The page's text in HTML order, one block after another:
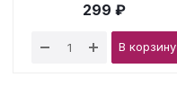
299 ₽
В корзину